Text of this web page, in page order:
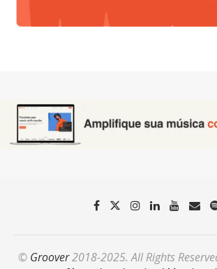
© Groover2018-2025. All Rights